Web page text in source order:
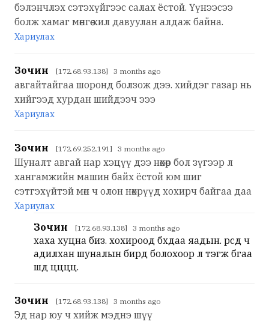
бэлэнчлэх сэтэхүйгээс салах ёстой. Үүнээсээ
болж хамаг мөнгөө хил давуулан алдаж байна.
Хариулах
Зочин [172.68.93.138] 3 months ago
авгайтайгаа шоронд болзож дээ. хийдэг газар нь
хийгээд хурдан шийдээч эээ
Хариулах
Зочин [172.69.252.191] 3 months ago
Шуналт авгай нар хэцүү дээ нөхөр бол зүгээр л
хангамжийн машин байх ёстой юм шиг
сэтгэхүйтэй мөн ч олон нөхрүүд хохирч байгаа даа
Хариулах
Зочин [172.68.93.138] 3 months ago
хаха хуцна биз. хохироод бхдаа яадын. өөрсдөө ч
адилхан шуналын бирд болохоор л тэгж бгаа
шд цццц.
Зочин [172.68.93.138] 3 months ago
Эд нар юу ч хийж мэднэ шүү